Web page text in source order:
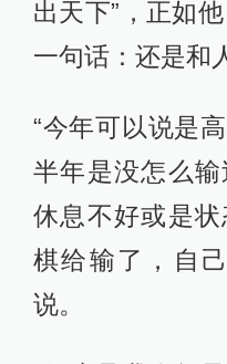
出天下”，正如
一句话：还是和
“今年可以说是
半年是没怎么
休息不好或是
棋给输了，自
说。